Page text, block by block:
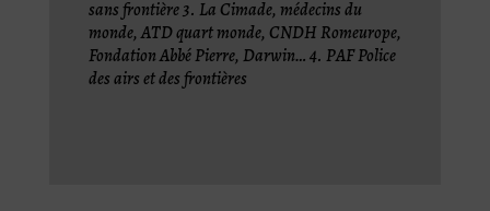
sans frontière 3. La Cimade, médecins du
monde, ATD quart monde, CNDH Romeurope,
Fondation Abbé Pierre, Darwin… 4. PAF Police
des airs et des frontières